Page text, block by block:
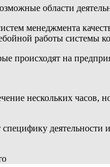
области
менеджмента
работы системы
происходят на
нескольких часов,
деятельности